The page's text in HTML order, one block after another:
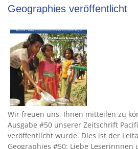
Geographies veröffentlicht
Wir freuen uns, Ihnen mitteilen zu
Ausgabe #50 unserer Zeitschrift
veröffentlicht wurde. Dies ist der
Geographies #50: Liebe Leserinnnen